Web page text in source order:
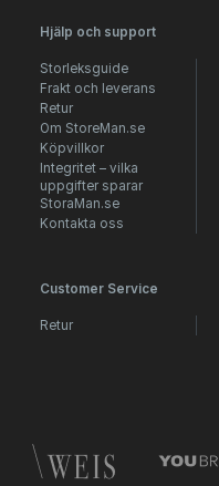
Hjälp och support
Storleksguide
Frakt och leverans
Retur
Om StoreMan.se
Köpvillkor
Integritet – vilka
uppgifter sparar
StoraMan.se
Kontakta oss
Customer Service
Retur